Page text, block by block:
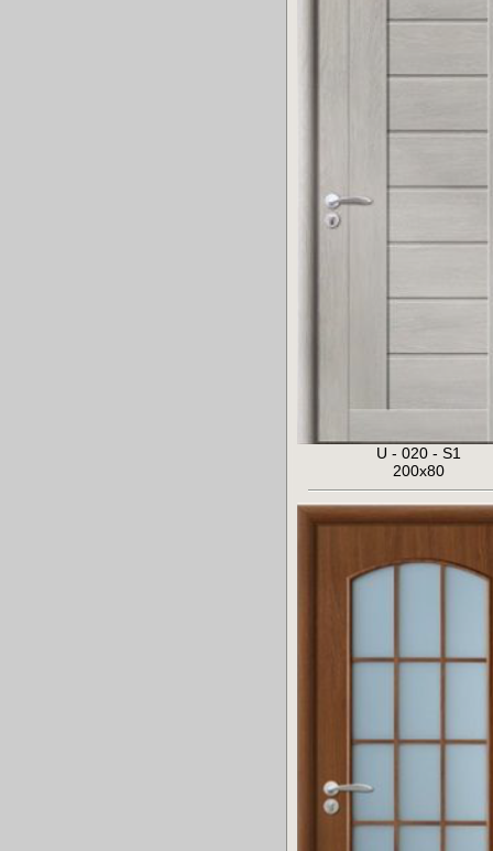
U - 020 - S1
200x80